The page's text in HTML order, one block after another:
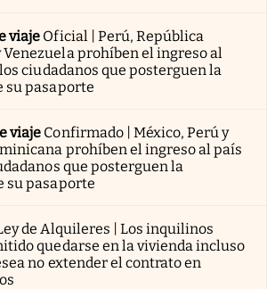
viaje Oficial | Perú, República
prohíben el ingreso al
ciudadanos que posterguen la
su pasaporte
viaje Confirmado | México, Perú y
prohíben el ingreso al país
que posterguen la
su pasaporte
de Alquileres | Los inquilinos
quedarse en la vivienda incluso
no extender el contrato en